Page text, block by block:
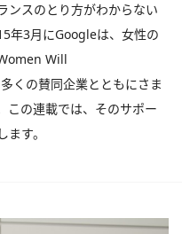
ンスのとり方がわからない
年3月にGoogleは、女性の
Will
くの賛同企業とともにさま
この連載では、そのサポー
す。